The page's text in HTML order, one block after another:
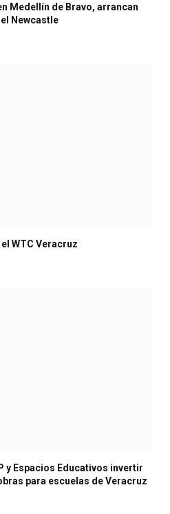
Medellín de Bravo, arrancan
Newcastle
WTC Veracruz
y Espacios Educativos invertir
para escuelas de Veracruz